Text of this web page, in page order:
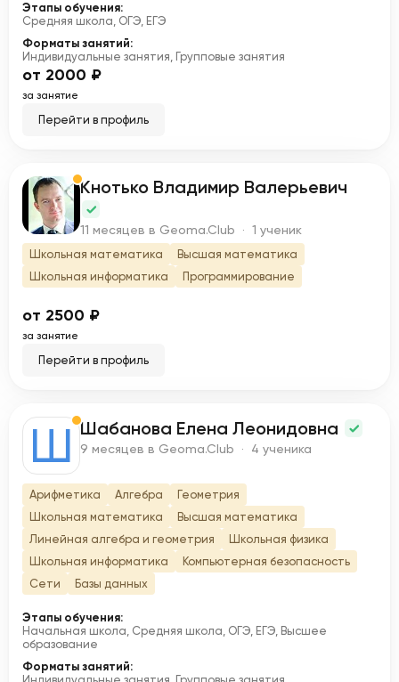
Этапы обучения:
Средняя школа, ОГЭ, ЕГЭ
Форматы занятий:
Индивидуальные занятия, Групповые занятия
от 2000 ₽
за занятие
Перейти в профиль
К Кнотько Владимир Валерьевич
11 месяцев в Geoma.Club · 1 ученик
Школьная математика
Высшая математика
Школьная информатика
Программирование
от 2500 ₽
за занятие
Перейти в профиль
Ш Шабанова Елена Леонидовна
9 месяцев в Geoma.Club · 4 ученика
Арифметика Алгебра
Геометрия
Школьная математика
Высшая математика
Линейная алгебра и геометрия
Школьная физика
Школьная информатика
Компьютерная безопасность
Сети
Базы данных
Этапы обучения:
Начальная школа, Средняя школа, ОГЭ, ЕГЭ, Высшее
образование
Форматы занятий: